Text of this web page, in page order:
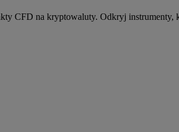
CFD na kryptowaluty. Odkryj instrumenty,